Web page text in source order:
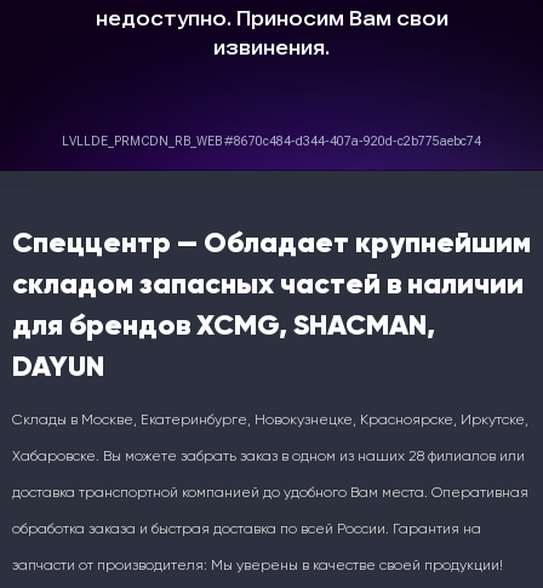
Спеццентр — Обладает крупнейшим
складом запасных частей в наличии
для брендов XCMG, SHACMAN,
DAYUN
Склады в Москве, Екатеринбурге, Новокузнецке, Красноярске, Иркутске,
Хабаровске. Вы можете забрать заказ в одном из наших 28 филиалов или
доставка транспортной компанией до удобного Вам места. Оперативная
обработка заказа и быстрая доставка по всей России. Гарантия на
запчасти от производителя: Мы уверены в качестве своей продукции!